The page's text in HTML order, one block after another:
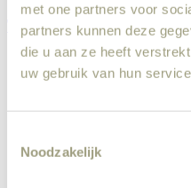
met one partners voor
partners kunnen deze
die u aan ze heeft
uw gebruik van hun
Selection
Noodzakelijk
Tuinman
Snoeiwerk
Tuin winterklaar maken
Grasmaaien
Tuin opruimen / afval